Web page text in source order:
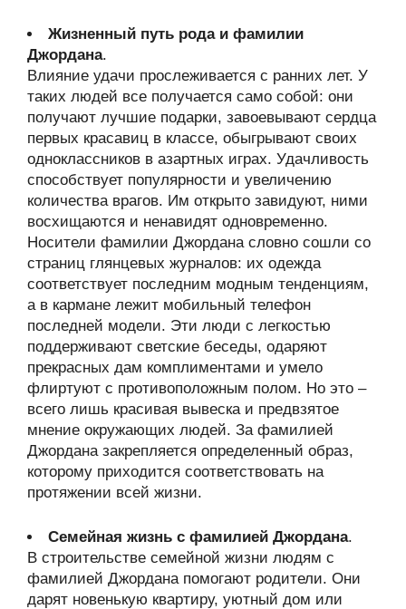
Жизненный путь рода и фамилии
Джордана.
Влияние удачи прослеживается с ранних лет. У
таких людей все получается само собой: они
получают лучшие подарки, завоевывают сердца
первых красавиц в классе, обыгрывают своих
одноклассников в азартных играх. Удачливость
способствует популярности и увеличению
количества врагов. Им открыто завидуют, ними
восхищаются и ненавидят одновременно.
Носители фамилии Джордана словно сошли со
страниц глянцевых журналов: их одежда
соответствует последним модным тенденциям,
а в кармане лежит мобильный телефон
последней модели. Эти люди с легкостью
поддерживают светские беседы, одаряют
прекрасных дам комплиментами и умело
флиртуют с противоположным полом. Но это –
всего лишь красивая вывеска и предвзятое
мнение окружающих людей. За фамилией
Джордана закрепляется определенный образ,
которому приходится соответствовать на
протяжении всей жизни.
Семейная жизнь с фамилией Джордана.
В строительстве семейной жизни людям с
фамилией Джордана помогают родители. Они
дарят новенькую квартиру, уютный дом или